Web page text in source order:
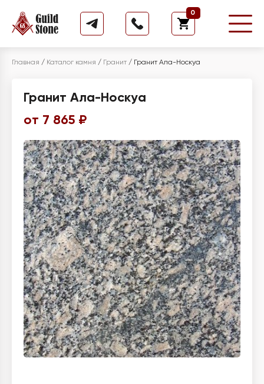
0
Главная / Каталог камня / Гранит / Гранит Ала-Носкуа
Гранит Ала-Носкуа
от 7 865 ₽